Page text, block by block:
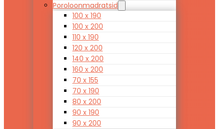
Poroloonmadratsid
100 x 190
100 x 200
110 x 190
120 x 200
140 x 200
160 x 200
70 x 155
70 x 190
80 x 200
90 x 190
90 x 200